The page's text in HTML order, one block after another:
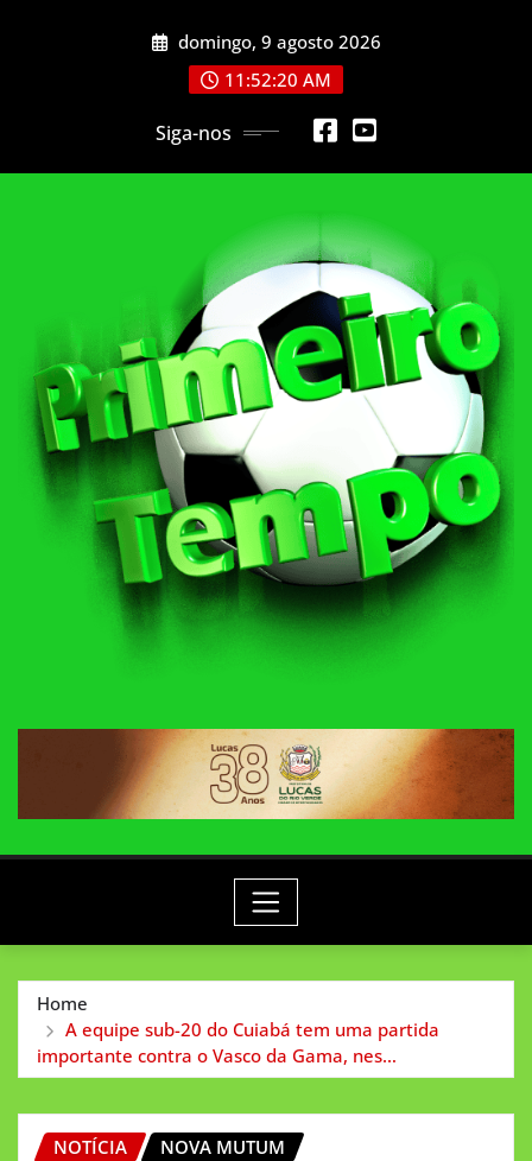
domingo, 9 agosto 2026
11:52:22 AM
Siga-nos
Home
A equipe sub-20 do Cuiabá tem uma partida
importante contra o Vasco da Gama, nes…
NOTÍCIA NOVA MUTUM